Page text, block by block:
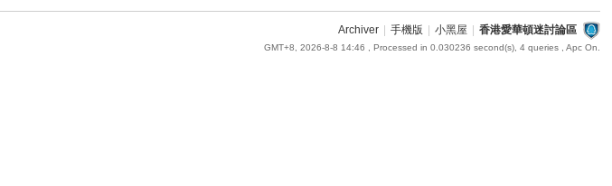
Archiver 手機版 小黑屋 香港愛華頓迷討論區
GMT+8, 2026-8-8 14:46 , Processed in 0.030236 second(s), 4 queries , Apc On.